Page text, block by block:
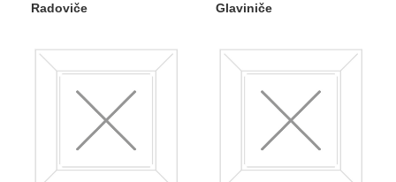
Radoviče
Glaviniče